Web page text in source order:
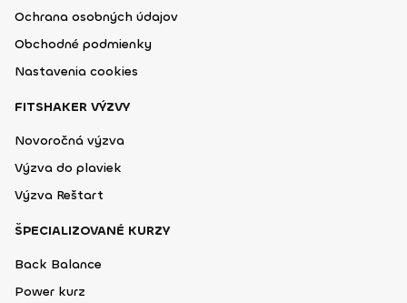
Ochrana osobných údajov
Obchodné podmienky
Nastavenia cookies
FITSHAKER VÝZVY
Novoročná výzva
Výzva do plaviek
Výzva Reštart
ŠPECIALIZOVANÉ KURZY
Back Balance
Power kurz